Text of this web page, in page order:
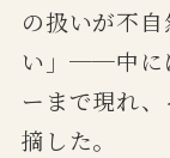
の扱いが不
い」──中に
ーまで現れ
摘した。